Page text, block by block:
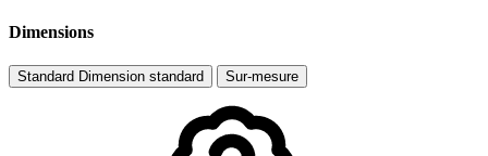
Dimensions
Standard Dimension standard Sur-mesure